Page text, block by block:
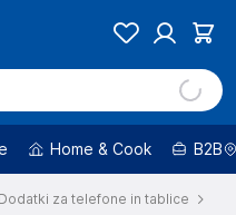
Home & Cook B2B
Dodatki za telefone in tablice